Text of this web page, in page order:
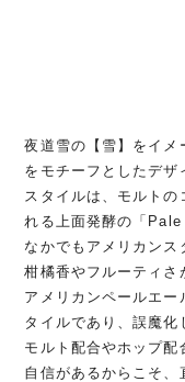
夜道雪の【雪】をイ
をモチーフとしたデザ
スタイルは、モルト
れる上面発酵の「Pale
なかでもアメリカン
柑橘香やフルーティさ
アメリカンペールエー
タイルであり、誤魔化
モルト配合やホップ配
自信があるからこそ、